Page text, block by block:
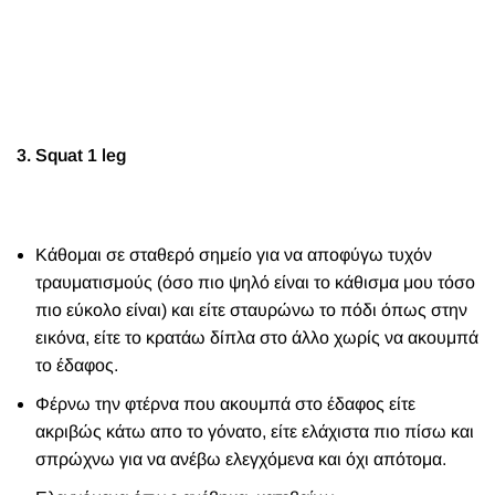
3. Squat 1 leg
Κάθομαι σε σταθερό σημείο για να αποφύγω τυχόν
τραυματισμούς (όσο πιο ψηλό είναι το κάθισμα μου τόσο
πιο εύκολο είναι) και είτε σταυρώνω το πόδι όπως στην
εικόνα, είτε το κρατάω δίπλα στο άλλο χωρίς να ακουμπά
το έδαφος.
Φέρνω την φτέρνα που ακουμπά στο έδαφος είτε
ακριβώς κάτω απο το γόνατο, είτε ελάχιστα πιο πίσω και
σπρώχνω για να ανέβω ελεγχόμενα και όχι απότομα.